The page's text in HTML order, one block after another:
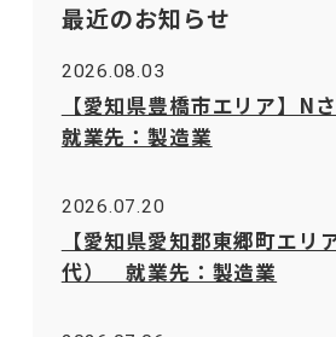
最近のお知らせ
2026.08.03
【愛知県豊橋市エリア】N
就業先：製造業
2026.07.20
【愛知県愛知郡東郷町エリ
代） 就業先：製造業